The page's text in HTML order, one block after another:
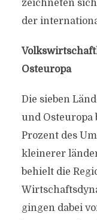
zeichneten
der
Osteuropa
Die sieben
und
Prozent des
kleinerer
behielt die
gingen dabei